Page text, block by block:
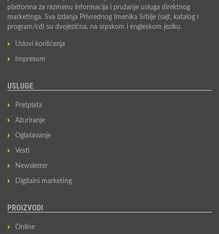
platforma za razmenu informacija i pružanje usluga direktnog
marketinga. Sva izdanja Privrednog Imenika Srbije (sajt, katalog i
program/cd) su dvojezična, na srpskom i engleskom jeziku.
Uslovi korišćenja
Impresum
USLUGE
Pretplata
Ažuriranje
Oglašavanje
Vesti
Newsletter
Digitalni marketing
PROIZVODI
Online